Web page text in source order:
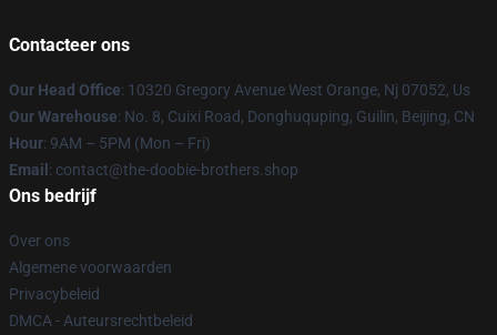
Contacteer ons
Our Head Office: 10320 Gregory Avenue West Orange, Nj 07052, Us
Our Warehouse: No. 8, Cuixi Road, Donghuquping, Guilin, Beijing, CN
Hour: 9AM – 5PM (Mon – Fri)
Email : contact@the-doobie-brothers.shop
Ons bedrijf
Over ons
Algemene voorwaarden
Privacybeleid
DMCA - Auteursrechtbeleid